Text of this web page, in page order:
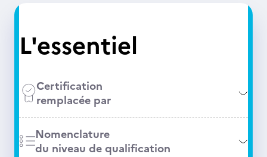
L'essentiel
Certification
remplacée par
Nomenclature
du niveau de qualification